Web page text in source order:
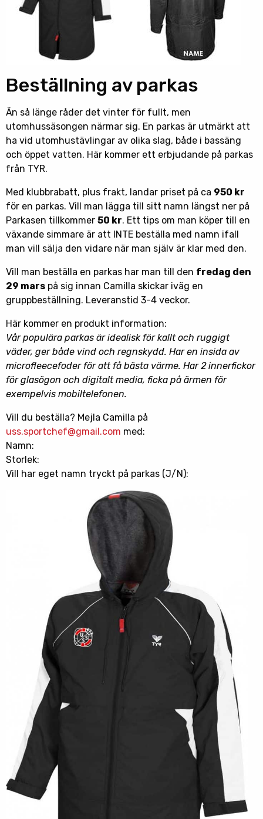
Beställning av parkas
Än så länge råder det vinter för fullt, men
utomhussäsongen närmar sig. En parkas är utmärkt att
ha vid utomhustävlingar av olika slag, både i bassäng
och öppet vatten. Här kommer ett erbjudande på parkas
från TYR.
Med klubbrabatt, plus frakt, landar priset på ca 950 kr
för en parkas. Vill man lägga till sitt namn längst ner på
Parkasen tillkommer 50 kr. Ett tips om man köper till en
växande simmare är att INTE beställa med namn ifall
man vill sälja den vidare när man själv är klar med den.
Vill man beställa en parkas har man till den fredag den
29 mars på sig innan Camilla skickar iväg en
gruppbeställning. Leveranstid 3-4 veckor.
Här kommer en produkt information:
Vår populära parkas är idealisk för kallt och ruggigt
väder, ger både vind och regnskydd. Har en insida av
microfleecefoder för att få bästa värme. Har 2 innerfickor
för glasögon och digitalt media, ficka på ärmen för
exempelvis mobiltelefonen.
Vill du beställa? Mejla Camilla på
uss.sportchef@gmail.com med:
Namn:
Storlek:
Vill har eget namn tryckt på parkas (J/N):